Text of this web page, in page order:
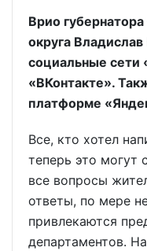
Врио
округа
социальные сети
«ВКонтакте».
платформе
Все, кто хотел
теперь это могут
все вопросы
ответы, по мере
привлекаются
департаментов.